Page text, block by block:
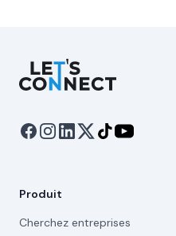
Let's Connect
Produit
Cherchez entreprises